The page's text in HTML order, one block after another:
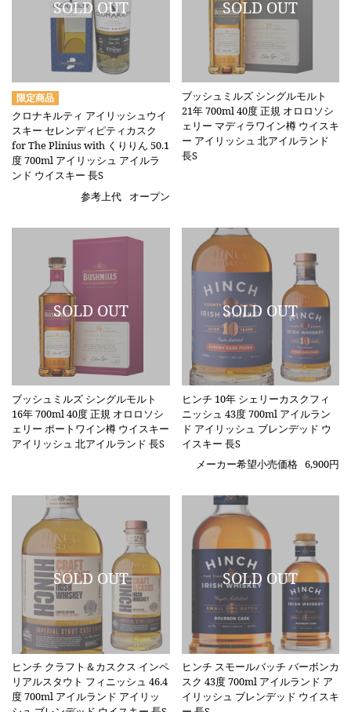
クロナキルティ アイリッシュウイ
スキー セレンディピティカスク
for The Plinius with くりりん 50.1
度 700ml アイリッシュ アイルラ
ンド ウイスキー 長S
参考上代
オープン
ブッシュミルズ シングルモルト
21年 700ml 40度 正規 オロロソシ
ェリー マディラワイン樽 ウイスキ
ー アイリッシュ 北アイルランド
長S
ブッシュミルズ シングルモルト
16年 700ml 40度 正規 オロロソシ
ェリー ポートワイン樽 ウイスキー
アイリッシュ 北アイルランド 長S
ヒンチ 10年 シェリーカスクフィ
ニッシュ 43度 700ml アイルラン
ド アイリッシュ ブレンデッド ウ
イスキー 長S
メーカー希望小売価格 6,900円
ヒンチ クラフト＆カスクス インペ
リアルスタウト フィニッシュ 46.4
度 700ml アイルランド アイリッ
ヒンチ スモールバッチ バーボンカ
スク 43度 700ml アイルランド ア
イリッシュ ブレンデッド ウイスキ